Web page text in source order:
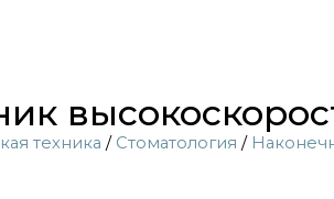
техника / Стоматология /